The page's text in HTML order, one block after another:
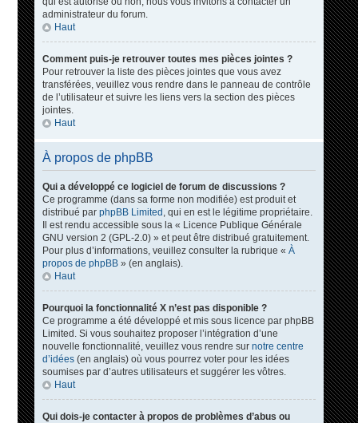
administrateur du forum.
Haut
Comment puis-je retrouver toutes mes pièces jointes ?
Pour retrouver la liste des pièces jointes que vous avez
transférées, veuillez vous rendre dans le panneau de contrôle
de l’utilisateur et suivre les liens vers la section des pièces
jointes.
Haut
À propos de phpBB
Qui a développé ce logiciel de forum de discussions ?
Ce programme (dans sa forme non modifiée) est produit et
distribué par phpBB Limited , qui en est le légitime propriétaire.
Il est rendu accessible sous la « Licence Publique Générale
GNU version 2 (GPL-2.0) » et peut être distribué gratuitement.
Pour plus d’informations, veuillez consulter la rubrique « À
propos de phpBB» (en anglais).
Haut
Pourquoi la fonctionnalité X n’est pas disponible ?
Ce programme a été développé et mis sous licence par phpBB
Limited. Si vous souhaitez proposer l’intégration d’une
nouvelle fonctionnalité, veuillez vous rendre sur notre centre
d’idées(en anglais) où vous pourrez voter pour les idées
soumises par d’autres utilisateurs et suggérer les vôtres.
Haut
Qui dois-je contacter à propos de problèmes d’abus ou